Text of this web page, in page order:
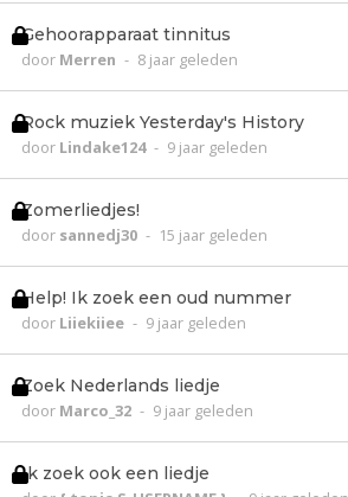
Gehoorapparaat tinnitus
door Merren - 8 jaar geleden
Rock muziek Yesterday's History
door Lindake124 - 9 jaar geleden
Zomerliedjes!
door sannedj30 - 15 jaar geleden
Help! Ik zoek een oud nummer
door Liiekiiee - 9 jaar geleden
Zoek Nederlands liedje
door Marco_32 - 9 jaar geleden
Ik zoek ook een liedje